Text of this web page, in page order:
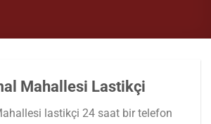
Mahallesi Lastikçi
lastikçi 24 saat bir telefon